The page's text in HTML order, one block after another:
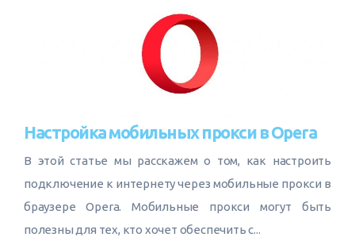
Настройка мобильных прокси в Opera
В этой статье мы расскажем о том, как настроить
подключение к интернету через мобильные прокси в
браузере Opera. Мобильные прокси могут быть
полезны для тех, кто хочет обеспечить с...